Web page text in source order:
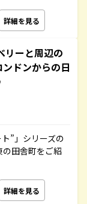
詳細を見る
リーと周辺の
ドンからの日
”」シリーズの
田舎町をご紹
詳細を見る